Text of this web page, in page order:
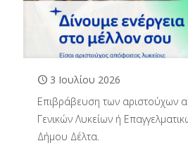
3 Ιουλίου 2026
Επιβράβευση των αριστούχων
Γενικών Λυκείων ή
Δήμου Δέλτα.